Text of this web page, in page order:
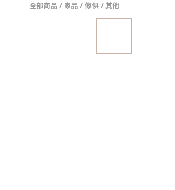
全部商品 / 家品 / 傢俱 / 其他